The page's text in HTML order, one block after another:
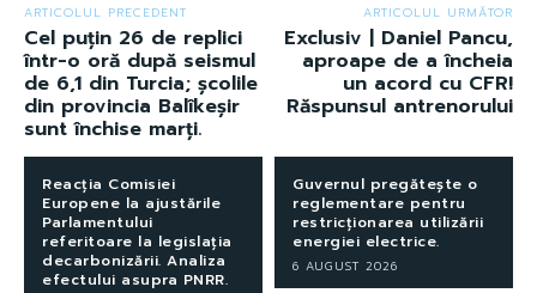
ARTICOLUL PRECEDENT
Cel puțin 26 de replici
într-o oră după seismul
de 6,1 din Turcia; școlile
din provincia Balîkeșir
sunt închise marți.
ARTICOLUL URMĂTOR
Exclusiv | Daniel Pancu,
aproape de a încheia
un acord cu CFR!
Răspunsul antrenorului
Reacția Comisiei
Europene la ajustările
Parlamentului
referitoare la legislația
decarbonizării. Analiza
efectului asupra PNRR.
Guvernul pregătește o
reglementare pentru
restricționarea utilizării
energiei electrice.
6 AUGUST 2026